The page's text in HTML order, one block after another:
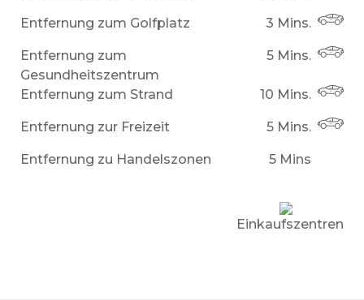
Entfernung zum Golfplatz 3 Mins.
Entfernung zum
Gesundheitszentrum
5 Mins.
Entfernung zum Strand 10 Mins.
Entfernung zur Freizeit 5 Mins.
Entfernung zu Handelszonen 5 Mins
Einkaufszentren